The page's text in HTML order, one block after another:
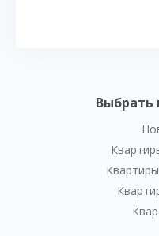
Выбрать